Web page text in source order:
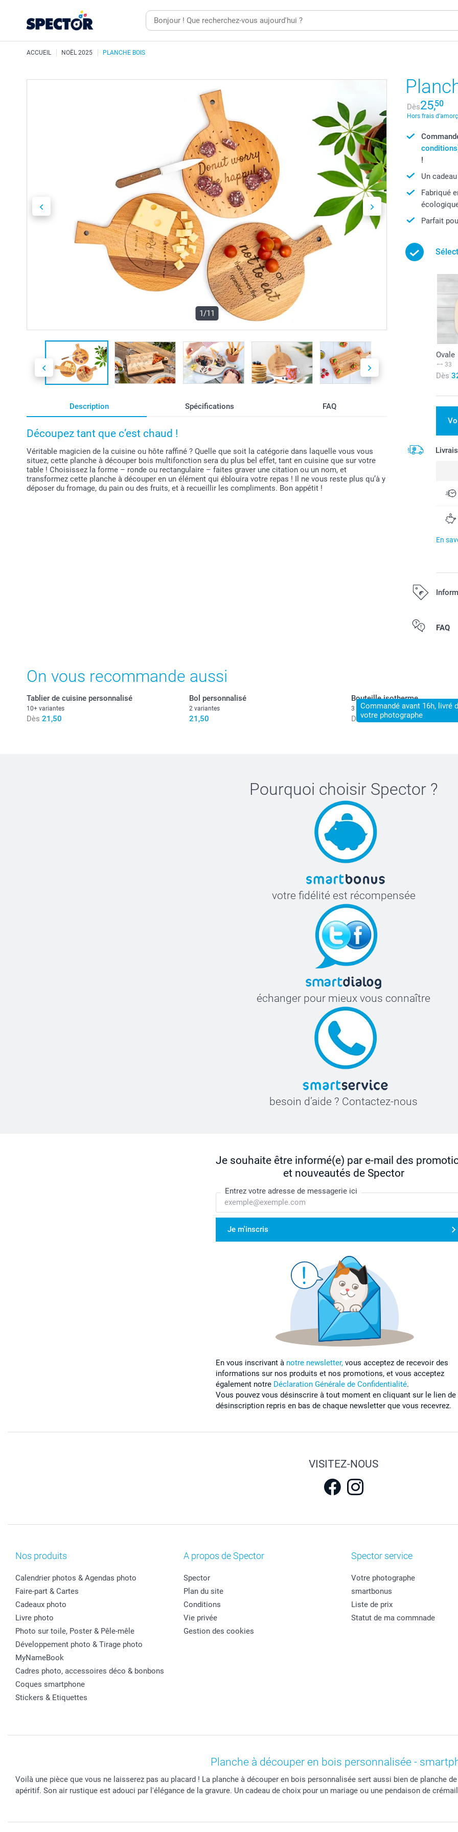
ACCUEIL NOËL 2025 PLANCHE BOIS
1/11
Description Spécifications FAQ
Découpez tant que c’est chaud !
Véritable magicien de la cuisine ou hôte raffiné ? Quelle que soit la catégorie dans laquelle vous vous
situez, cette planche à découper bois multifonction sera du plus bel effet, tant en cuisine que sur votre
table ! Choisissez la forme – ronde ou rectangulaire – faites graver une citation ou un nom, et
transformez cette planche à découper en un élément qui éblouira votre repas ! Il ne vous reste plus qu’à y
déposer du fromage, du pain ou des fruits, et à recueillir les compliments. Bon appétit !
Dès25,50
Hors frais
!
Un
Fabriqué
Parfait
Ovale
33
Dès
En
Tous les prix
FAQ
On vous recommande aussi
Tablier de cuisine personnalisé
10+ variantes
Dès 21,50
Bol personnalisé
2 variantes
21,50
Commandé avant 16h, livré
votre photographe
Bouteille isotherme
3 variantes
Dès 23,50
Pourquoi choisir Spector?
votre fidélité est récompensée
échanger pour mieux vous connaître
besoin d’aide ? Contactez-nous
Je souhaite être informé(e) par e-mail des
et nouveautés de Spector
Entrez votre adresse de messagerie ici
Je m'inscris
En vous inscrivant à notre newsletter, vous acceptez de recevoir des
informations sur nos produits et nos promotions, et vous acceptez
également notre Déclaration Générale de Confidentialité.
Vous pouvez vous désinscrire à tout moment en cliquant sur le lien de
désinscription repris en bas de chaque newsletter que vous recevrez.
VISITEZ-NOUS
Nos produits
Calendrier photos & Agendas photo
Faire-part & Cartes
Cadeaux photo
Livre photo
Photo sur toile, Poster & Pêle-mêle
Développement photo & Tirage photo
MyNameBook
Cadres photo, accessoires déco & bonbons
Coques smartphone
Stickers & Etiquettes
A propos de Spector
Spector
Plan du site
Conditions
Vie privée
Gestion des cookies
Spector service
Votre photographe
smartbonus
Liste de prix
Statut de ma commnade
Planche à découper en bois personnalisée -
Voilà une pièce que vous ne laisserez pas au placard ! La planche à découper en bois personnalisée sert aussi bien de planche
apéritif. Son air rustique est adouci par l'élégance de la gravure. Un cadeau de choix pour un mariage ou une pendaison de